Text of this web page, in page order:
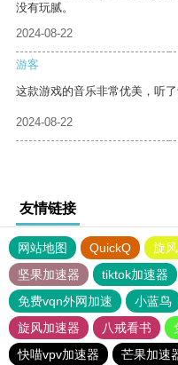
没有玩腻。
2024-08-22
游客
这款游戏的音乐非常优美，听了
2024-08-22
友情链接
网站地图 QuickQ 旋
坚果加速器
tiktok加速器
免费vqn外网加速
小蓝鸟
旋风加速器
八戒看书
快喵vpv加速器
芒果加速